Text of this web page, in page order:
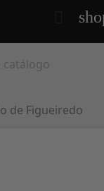
de Figueiredo